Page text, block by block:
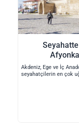
Akdeniz, Ege ve İç
seyahatçilerin en çok